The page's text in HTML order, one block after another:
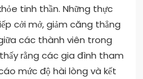
tinh thần. Những thực
cởi mở, giảm căng thẳng
các thành viên trong
rằng các gia đình tham
mức độ hài lòng và kết